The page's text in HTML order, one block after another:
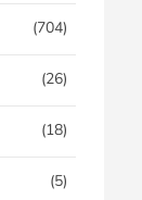
(704)
(26)
(18)
(5)